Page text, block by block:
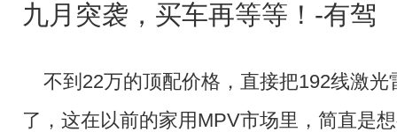
不到22万的顶配价格，直接把192线激
了，这在以前的家用MPV市场里，简直是